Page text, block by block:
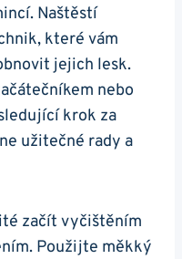
Naštěstí
které vám
jejich lesk.
nebo
krok za
⁢užitečné rady a
začít⁢ vyčištěním
⁢Použijte měkký